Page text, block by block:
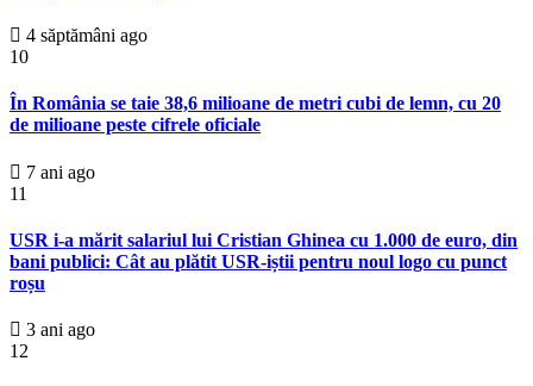
4 săptămâni ago
10
În România se taie 38,6 milioane de metri cubi de lemn, cu 20
de milioane peste cifrele oficiale
7 ani ago
11
USR i-a mărit salariul lui Cristian Ghinea cu 1.000 de euro, din
bani publici: Cât au plătit USR-iștii pentru noul logo cu punct
roșu
3 ani ago
12